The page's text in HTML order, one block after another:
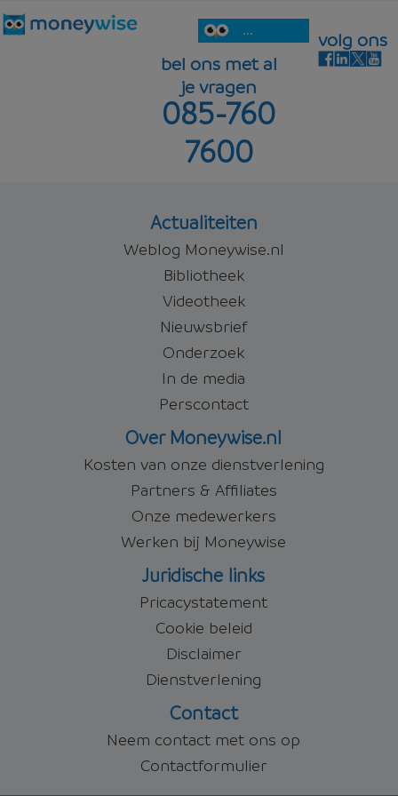
...
bel ons met al
je vragen
085-760
7600
volg ons
Actualiteiten
Weblog Moneywise.nl
Bibliotheek
Videotheek
Nieuwsbrief
Onderzoek
In de media
Perscontact
Over Moneywise.nl
Kosten van onze dienstverlening
Partners & Affiliates
Onze medewerkers
Werken bij Moneywise
Juridische links
Pricacystatement
Cookie beleid
Disclaimer
Dienstverlening
Contact
Neem contact met ons op
Contactformulier